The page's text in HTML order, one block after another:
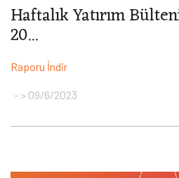
Haftalık Yatırım
20...
Raporu İndir
> 09/6/2023